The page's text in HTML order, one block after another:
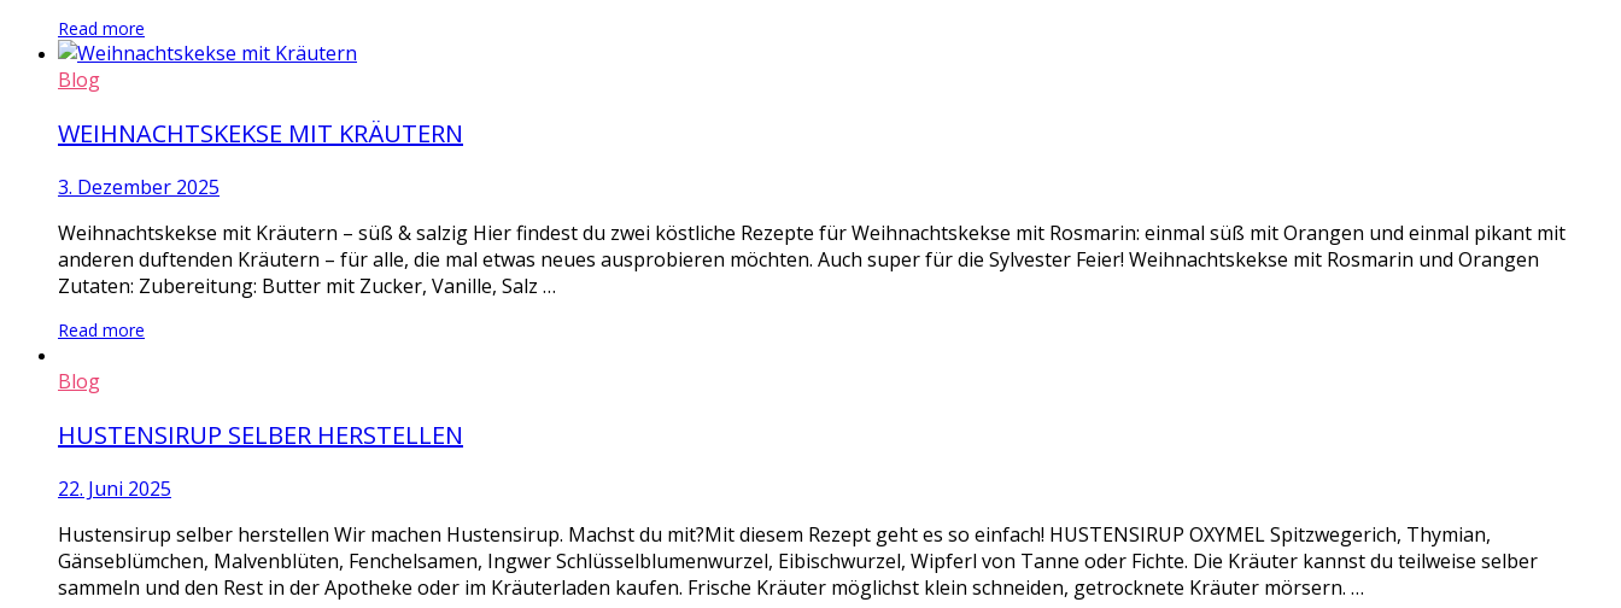
Read more
Blog
WEIHNACHTSKEKSE MIT KRÄUTERN
3. Dezember 2025
Weihnachtskekse mit Kräutern – süß & salzig Hier findest du zwei köstliche Rezepte für Weihnachtskekse mit Rosmarin: einmal süß mit Orangen und einmal pikant mit
anderen duftenden Kräutern – für alle, die mal etwas neues ausprobieren möchten. Auch super für die Sylvester Feier! Weihnachtskekse mit Rosmarin und Orangen
Zutaten: Zubereitung: Butter mit Zucker, Vanille, Salz …
Read more
Blog
HUSTENSIRUP SELBER HERSTELLEN
22. Juni 2025
Hustensirup selber herstellen Wir machen Hustensirup. Machst du mit?Mit diesem Rezept geht es so einfach! HUSTENSIRUP OXYMEL Spitzwegerich, Thymian,
Gänseblümchen, Malvenblüten, Fenchelsamen, Ingwer Schlüsselblumenwurzel, Eibischwurzel, Wipferl von Tanne oder Fichte. Die Kräuter kannst du teilweise selber
sammeln und den Rest in der Apotheke oder im Kräuterladen kaufen. Frische Kräuter möglichst klein schneiden, getrocknete Kräuter mörsern. …